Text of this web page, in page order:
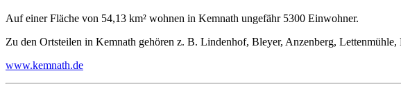
Auf einer Fläche von 54,13 km² wohnen in Kemnath ungefähr 5300 Einwohner.
Zu den Ortsteilen in Kemnath gehören z. B. Lindenhof, Bleyer, Anzenberg,
www.kemnath.de